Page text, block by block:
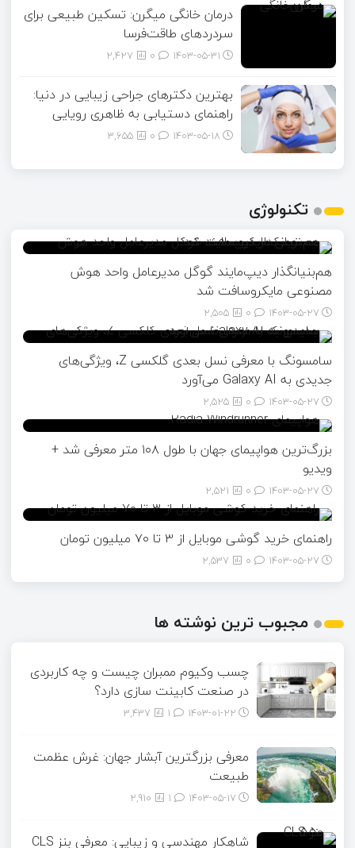
درمان خانگی میگرن: تسکین طبیعی برای
سردردهای طاقت‌فرسا
۱۴۰۳-۰۵-۳۱ 2,427
بهترین دکترهای جراحی زیبایی در دنیا:
راهنمای دستیابی به ظاهری رویایی
۱۴۰۳-۰۵-۱۸ 3,655
تکنولوژی
هم‌بنیانگذار دیپ‌مایند گوگل مدیرعامل واحد هوش
مصنوعی مایکروسافت شد
۱۴۰۳-۰۵-۲۷ 2,505
سامسونگ با معرفی نسل بعدی گلکسی Z، ویژگی‌های
جدیدی به Galaxy AI می‌آورد
۱۴۰۳-۰۵-۲۷ 2,525
بزرگ‌ترین هواپیمای جهان با طول ۱۰۸ متر معرفی شد +
ویدیو
۱۴۰۳-۰۵-۲۷ 2,521
راهنمای خرید گوشی موبایل از ٣ تا ۷۰ میلیون تومان
۱۴۰۳-۰۵-۲۷ 2,537
مجبوب ترین نوشته ها
چسب وکیوم ممبران چیست و چه کاربردی
در صنعت کابینت سازی دارد؟
۱۴۰۳-۰۱-۲۲ 3,437
معرفی بزرگترین آبشار جهان: غرش عظمت
طبیعت
۱۴۰۳-۰۵-۱۷ 2,910
شاهکار مهندسی و زیبایی: معرفی بنز CLS